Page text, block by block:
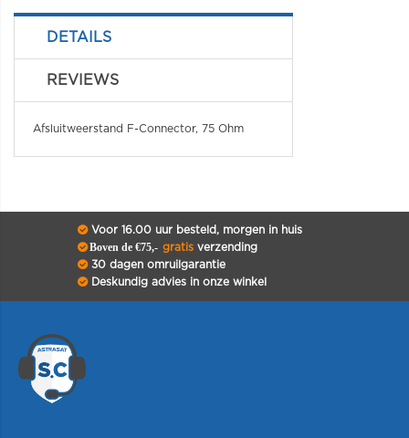
DETAILS
REVIEWS
Afsluitweerstand F-Connector, 75 Ohm
Voor 16.00 uur besteld, morgen in huis
Boven de €75,- gratisverzending
30 dagen omruilgarantie
Deskundig advies in onze winkel